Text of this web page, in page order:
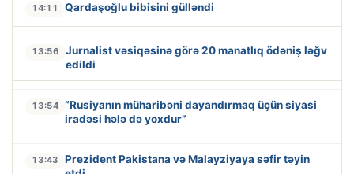
14:11 Qardaşoğlu bibisini gülləndi
13:56
Jurnalist vəsiqəsinə görə 20 manatlıq ödəniş ləğv
edildi
13:54 “Rusiyanın müharibəni dayandırmaq üçün siyasi
iradəsi hələ də yoxdur”
13:43
Prezident Pakistana və Malayziyaya səfir təyin